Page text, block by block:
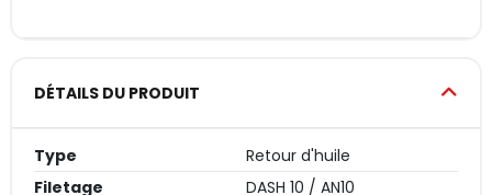
DÉTAILS DU PRODUIT
Type
Retour d'huile
Filetage
DASH 10 / AN10